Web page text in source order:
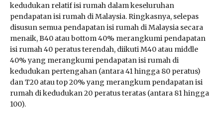
kedudukan relatif isi rumah dalam keseluruhan
pendapatan isi rumah di Malaysia. Ringkasnya, selepas
disusun semua pendapatan isi rumah di Malaysia secara
menaik, B40 atau bottom 40% merangkumi pendapatan
isi rumah 40 peratus terendah, diikuti M40 atau middle
40% yang merangkumi pendapatan isi rumah di
kedudukan pertengahan (antara 41 hingga 80 peratus)
dan T20 atau top 20% yang merangkum pendapatan isi
rumah di kedudukan 20 peratus teratas (antara 81 hingga
100).